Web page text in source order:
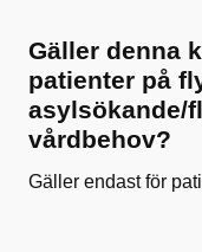
Gäller denna
patienter på
asylsökande/
vårdbehov?
Gäller endast för